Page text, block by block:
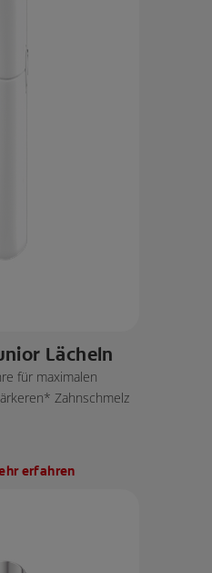
Lächeln
für maximalen
Zahnschmelz
erfahren